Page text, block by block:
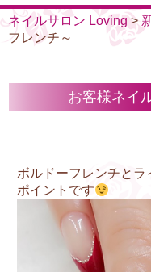
ネイルサロン Loving>
フレンチ～
お客様ネイ
ボルドーフレンチと
ポイントです